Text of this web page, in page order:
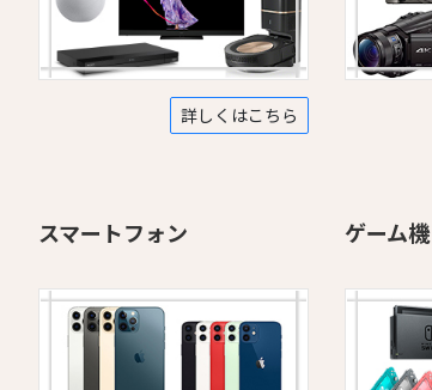
詳しくはこちら
スマートフォン ゲーム機